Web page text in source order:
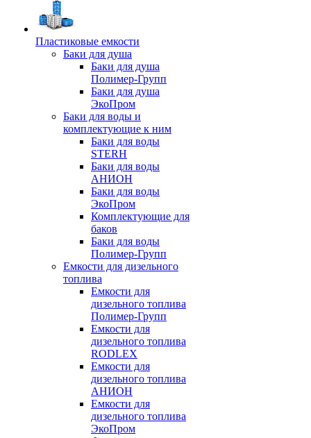
Пластиковые емкости
Баки для душа
Баки для душа
Полимер-Групп
Баки для душа
ЭкоПром
Баки для воды и
комплектующие к ним
Баки для воды
STERH
Баки для воды
АНИОН
Баки для воды
ЭкоПром
Комплектующие для
баков
Баки для воды
Полимер-Групп
Емкости для дизельного
топлива
Емкости для
дизельного топлива
Полимер-Групп
Емкости для
дизельного топлива
RODLEX
Емкости для
дизельного топлива
АНИОН
Емкости для
дизельного топлива
ЭкоПром